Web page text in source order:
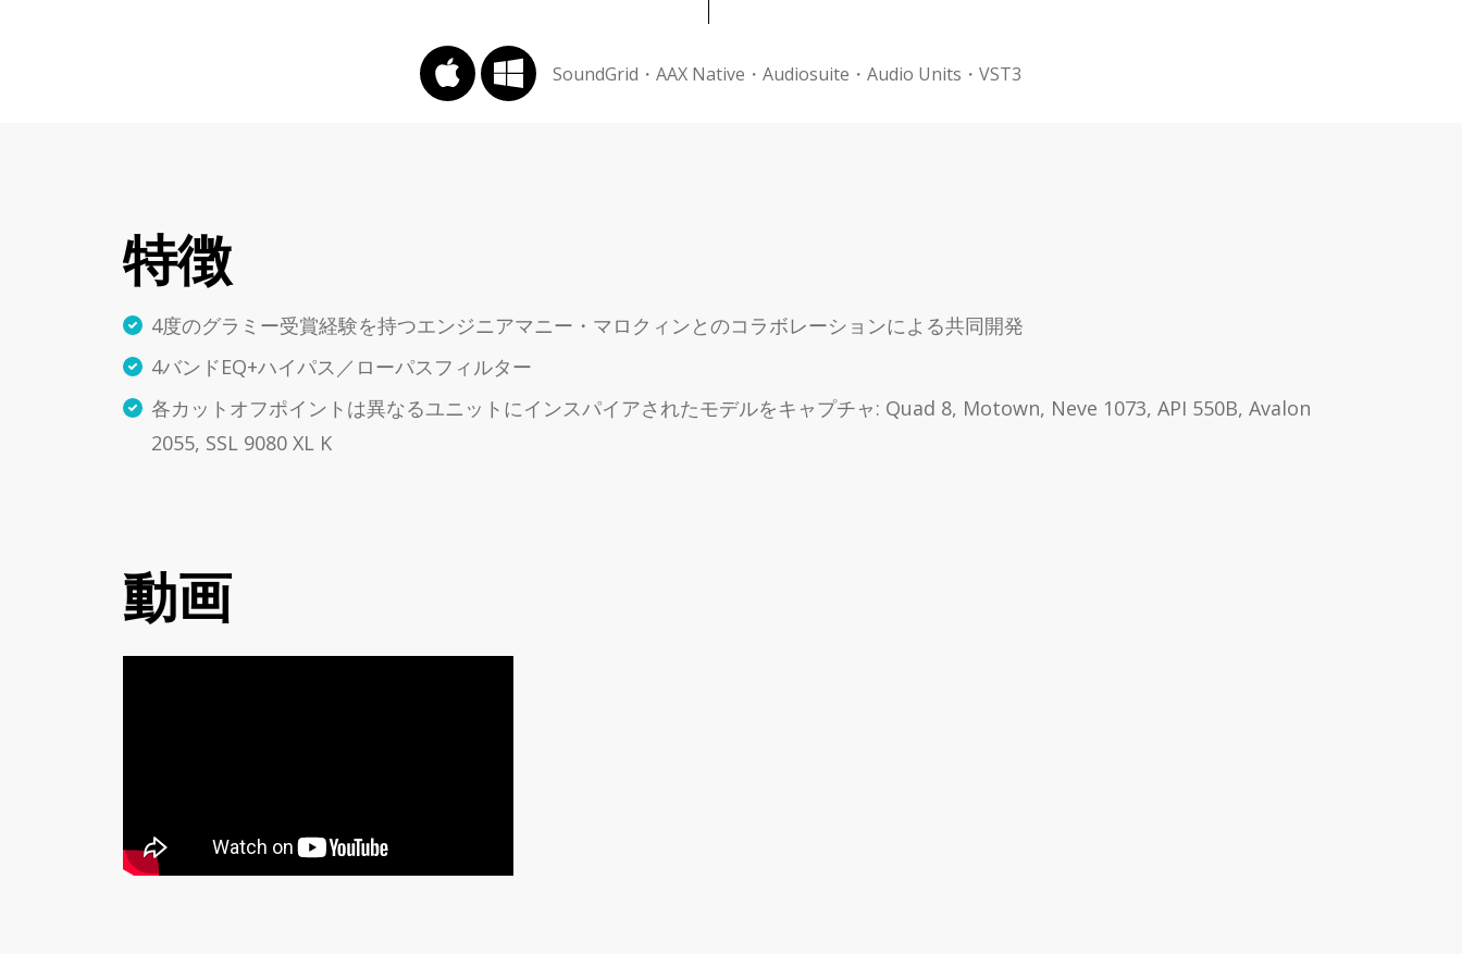
SoundGrid・AAX Native・Audiosuite・Audio Units・VST3
特徴
4度のグラミー受賞経験を持つエンジニアマニー・マロクィンとのコラボレーションによる共同開発
4バンドEQ+ハイパス／ローパスフィルター
各カットオフポイントは異なるユニットにインスパイアされたモデルをキャプチャ: Quad 8, Motown, Neve 1073, API 550B, Avalon
2055, SSL 9080 XL K
動画